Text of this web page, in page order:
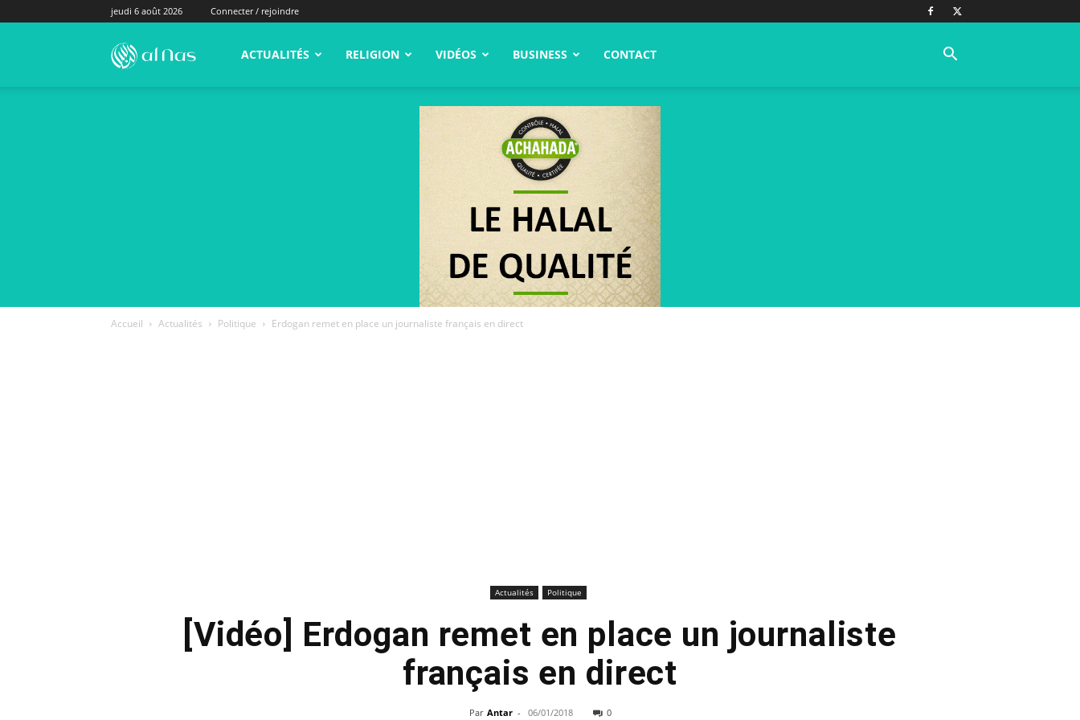
jeudi 6 août 2026 Connecter / rejoindre
alNas.fr ACTUALITÉS RELIGION VIDÉOS BUSINESS CONTACT
Accueil Actualités Politique Erdogan remet en place un journaliste français en direct
Actualités Politique
[Vidéo] Erdogan remet en place un journaliste
français en direct
Par Antar - 06/01/2018 0